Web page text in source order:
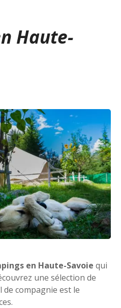
Haute-
en Haute-Savoie qui
une sélection de
compagnie est le